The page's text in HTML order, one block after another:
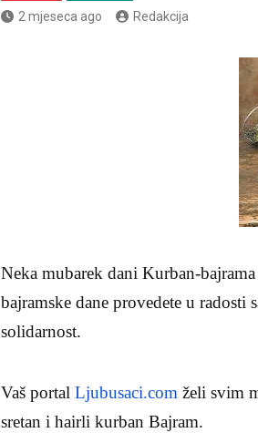
2 mjeseca ago Redakcija
Neka mubarek dani Kurban-
bajramske dane provedete u
solidarnost.
Vaš portalLjubusaci.com želi svim
sretan i hairli kurban Bajram.